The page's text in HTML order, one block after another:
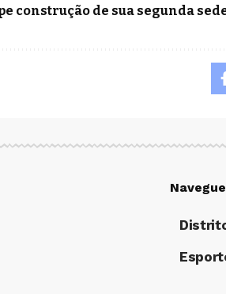
construção de sua segunda
Navegue